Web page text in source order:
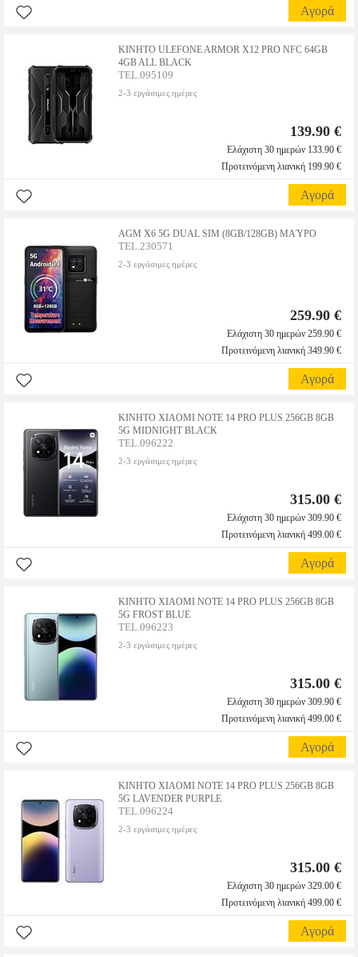
Αγορά
ΚΙΝΗΤΟ ULEFONE ARMOR X12 PRO NFC 64GB
4GB ALL BLACK
TEL.095109
2-3 εργάσιμες ημέρες
139.90 €
Ελάχιστη 30 ημερών 133.90 €
Προτεινόμενη λιανική 199.90 €
Αγορά
AGM X6 5G DUAL SIM (8GB/128GB) ΜΑΎΡΟ
TEL.230571
2-3 εργάσιμες ημέρες
259.90 €
Ελάχιστη 30 ημερών 259.90 €
Προτεινόμενη λιανική 349.90 €
Αγορά
ΚΙΝΗΤΟ XIAOMI NOTE 14 PRO PLUS 256GB 8GB
5G MIDNIGHT BLACK
TEL.096222
2-3 εργάσιμες ημέρες
315.00 €
Ελάχιστη 30 ημερών 309.90 €
Προτεινόμενη λιανική 499.00 €
Αγορά
ΚΙΝΗΤΟ XIAOMI NOTE 14 PRO PLUS 256GB 8GB
5G FROST BLUE
TEL.096223
2-3 εργάσιμες ημέρες
315.00 €
Ελάχιστη 30 ημερών 309.90 €
Προτεινόμενη λιανική 499.00 €
Αγορά
ΚΙΝΗΤΟ XIAOMI NOTE 14 PRO PLUS 256GB 8GB
5G LAVENDER PURPLE
TEL.096224
2-3 εργάσιμες ημέρες
315.00 €
Ελάχιστη 30 ημερών 329.00 €
Προτεινόμενη λιανική 499.00 €
Αγορά